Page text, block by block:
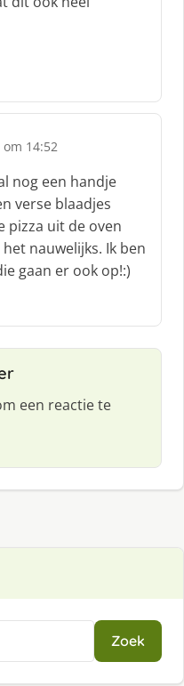
14:52
nog een handje
verse blaadjes
pizza uit de oven
nauwelijks. Ik ben
gaan er ook op!:)
een reactie te
Zoek